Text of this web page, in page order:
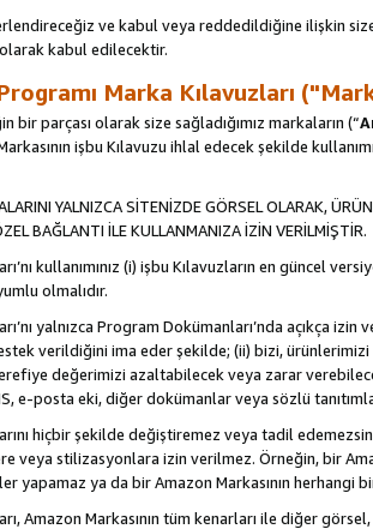
ve kabul veya reddedildiğine ilişkin
kabul edilecektir.
Marka Kılavuzları
bir parçası olarak size sağladığımız markaların (“
işbu Kılavuzu ihlal edecek şekilde
YALNIZCA SİTENİZDE GÖRSEL OLARAK,
BAĞLANTI İLE KULLANMANIZA İZİN VERİLMİŞTİR.
kullanımınız (i) işbu Kılavuzların en güncel
olmalıdır.
yalnızca Program Dokümanları’nda açıkça
verildiğini ima eder şekilde; (ii) bizi,
değerimizi azaltabilecek veya zarar
e-posta eki, diğer dokümanlar veya sözlü
hiçbir şekilde değiştiremez veya tadil
veya stilizasyonlara izin verilmez. Örneğin, bir
yapamaz ya da bir Amazon Markasının herhangi
Amazon Markasının tüm kenarları ile diğer